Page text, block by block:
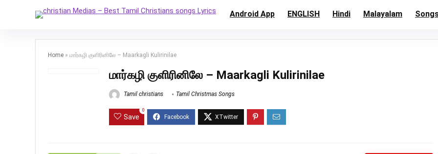
Android App ENGLISH Hindi Malayalam
Home » மார்கழி குளிரினிலே – Maarkagli Kulirinilae
மார்கழி குளிரினிலே – Maarkagli Kulirinilae
Tamil christians Tamil Christmas Songs
Save
0